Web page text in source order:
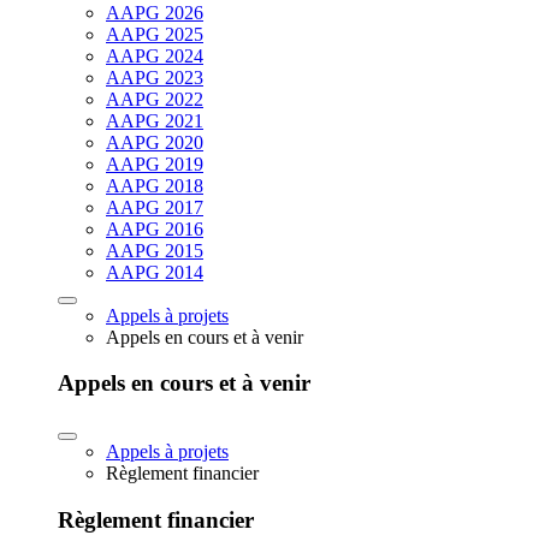
AAPG 2026
AAPG 2025
AAPG 2024
AAPG 2023
AAPG 2022
AAPG 2021
AAPG 2020
AAPG 2019
AAPG 2018
AAPG 2017
AAPG 2016
AAPG 2015
AAPG 2014
Appels à projets
Appels en cours et à venir
Appels en cours et à venir
Appels à projets
Règlement financier
Règlement financier